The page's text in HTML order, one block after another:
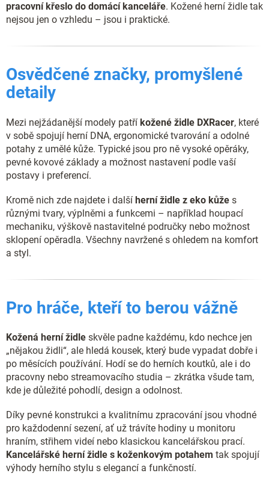
pracovní křeslo do domácí kanceláře. Kožené herní židle tak
nejsou jen o vzhledu – jsou i praktické.
Osvědčené značky, promyšlené
detaily
Mezi nejžádanější modely patří kožené židle DXRacer, které
v sobě spojují herní DNA, ergonomické tvarování a odolné
potahy z umělé kůže. Typické jsou pro ně vysoké opěráky,
pevné kovové základy a možnost nastavení podle vaší
postavy i preferencí.
Kromě nich zde najdete i další herní židle z eko kůže s
různými tvary, výplněmi a funkcemi – například houpací
mechaniku, výškově nastavitelné područky nebo možnost
sklopení opěradla. Všechny navržené s ohledem na komfort
a styl.
Pro hráče, kteří to berou vážně
Kožená herní židle skvěle padne každému, kdo nechce jen
„nějakou židli“, ale hledá kousek, který bude vypadat dobře i
po měsících používání. Hodí se do herních koutků, ale i do
pracovny nebo streamovacího studia – zkrátka všude tam,
kde je důležité pohodlí, design a odolnost.
Díky pevné konstrukci a kvalitnímu zpracování jsou vhodné
pro každodenní sezení, ať už trávíte hodiny u monitoru
hraním, střihem videí nebo klasickou kancelářskou prací.
Kancelářské herní židle s koženkovým potahem tak spojují
výhody herního stylu s elegancí a funkčností.